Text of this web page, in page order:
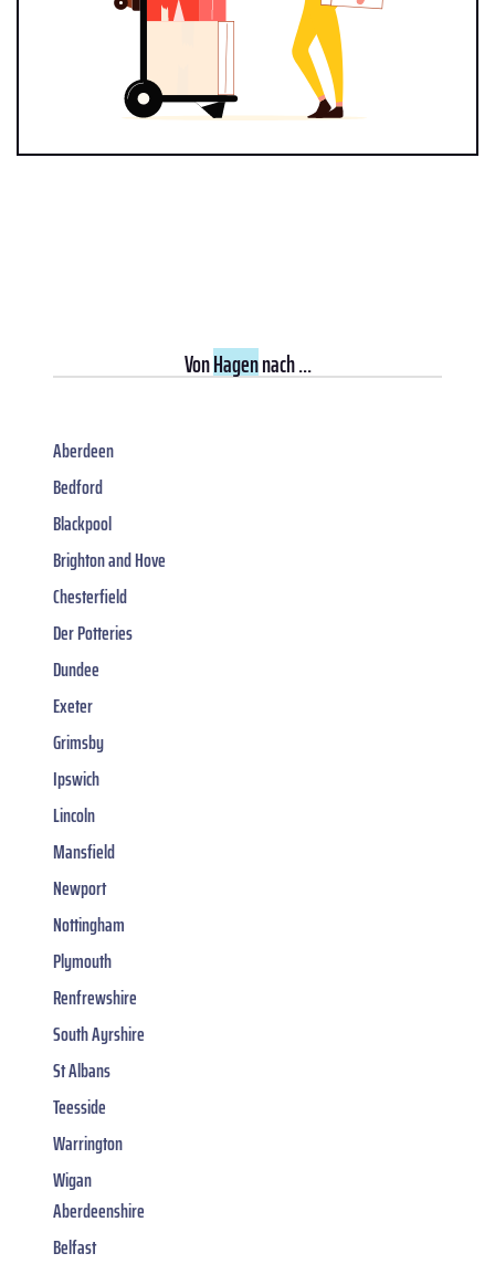
VonHagennach ...
Aberdeen
Bedford
Blackpool
Brighton and Hove
Chesterfield
Der Potteries
Dundee
Exeter
Grimsby
Ipswich
Lincoln
Mansfield
Newport
Nottingham
Plymouth
Renfrewshire
South Ayrshire
St Albans
Teesside
Warrington
Wigan
Aberdeenshire
Belfast